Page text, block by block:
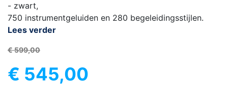
- zwart,
750 instrumentgeluiden en 280 begeleidingsstijlen.
Lees verder
€ 599,00
€ 545,00